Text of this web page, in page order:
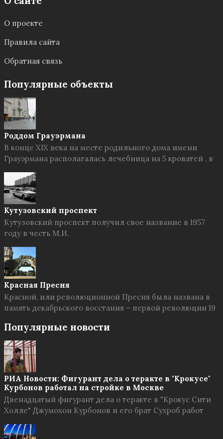
О проекте
Правила сайта
Обратная связь
Популярные объекты
Роддом Грауэрмана
В конце XIX века на месте родильного дома имени
Грауэрмана располагалась лечебница на 5 кроватей , в
Кутузовский проспект
Кутузовский проспект получил свое название в 1957
году в честь М.И.
Красная Пресня
Красной, или революционной Пресня была названа в
память декабрьского восстания – первой революции 19
Популярные новости
РИА Новости: Фигурант дела о теракте в "Крокусе"
Курбонов работал на стройке в Москве
Двенадцатый фигурант дела о теракте в "Крокус Сити
Холле" Джумохон Курбонов и его брат Сухроб работ